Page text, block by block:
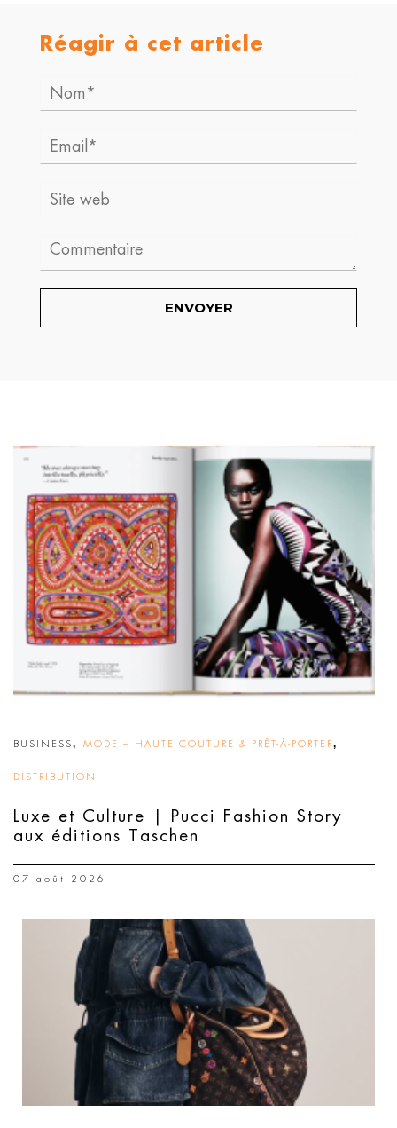
Réagir à cet article
Nom*
Email*
Site
web
Comment
BUSINESS, MODE – HAUTE COUTURE & PRÊT-À-PORTER,
DISTRIBUTION
Luxe et Culture | Pucci Fashion Story
aux éditions Taschen
07 août 2026